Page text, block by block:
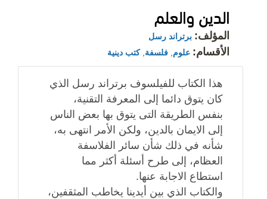
الدين والعلم
المؤلف: برتراند رسل
الأقسام: علوم, فلسفة,كتب دينية
هذا الكتاب للفيلسوف برتراند رسل الذي
كان يتوق دائما إلى المعرفة التقنية،
بنفس الطريقة التى يتوق بها بعض الناس
إلى الايمان بالدين، ولكن الأمر انتهى به،
شأنه في ذلك شأن سائر الفلاسفة
العظام، إلى طرح أسئلة أكثر مما
استطاع الاجابة عنها.
والكتاب الذي بين أيدينا يخاطب المثقفين،